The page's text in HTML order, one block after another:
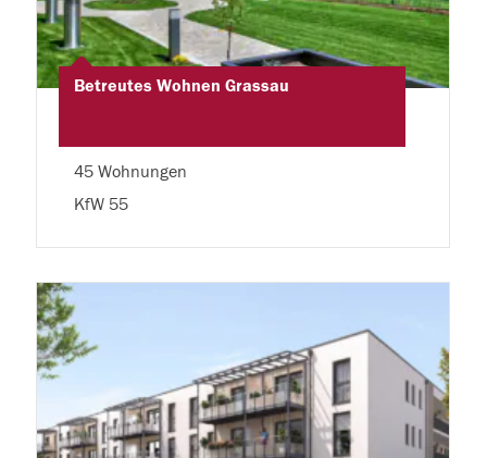
Betreutes Wohnen Grassau
45 Wohnungen
KfW 55